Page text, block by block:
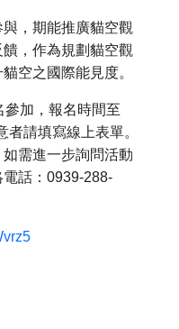
， 期能推廣貓空觀
， 作為規劃貓空觀
空之國際能見度。
加，報名時間至
者請填寫線上表單。
如需進一步詢問活動
話：0939-288-